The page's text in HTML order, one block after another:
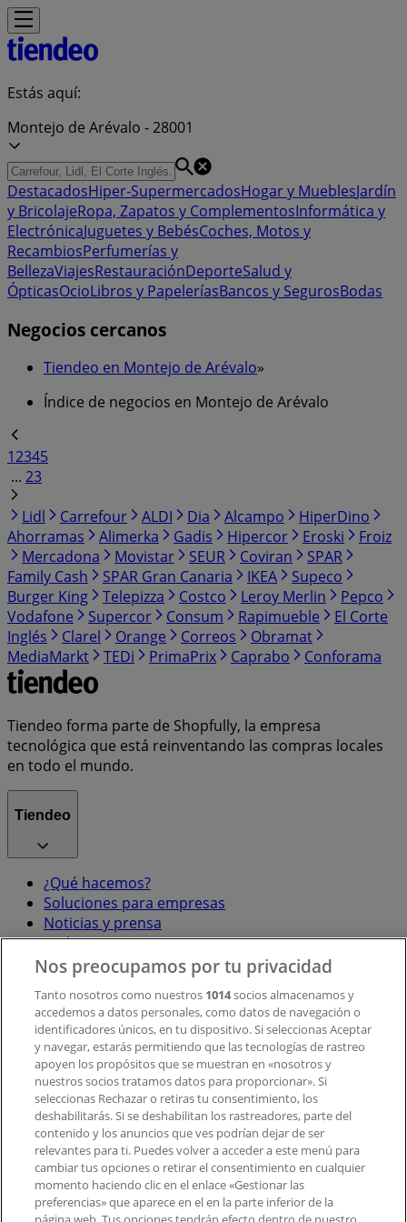
Estás aquí:
Montejo de Arévalo - 28001
DestacadosHiper-SupermercadosHogar y MueblesJardín
y BricolajeRopa, Zapatos y ComplementosInformática y
ElectrónicaJuguetes y BebésCoches, Motos y
RecambiosPerfumerías y
BellezaViajesRestauraciónDeporteSalud y
ÓpticasOcioLibros y PapeleríasBancos y SegurosBodas
Negocios cercanos
Tiendeo en Montejo de Arévalo»
Índice de negocios en Montejo de Arévalo
12345
... 23
Lidl
Carrefour ALDI Dia Alcampo
HiperDino
Ahorramas
Alimerka Gadis Hipercor Eroski
Froiz
Mercadona
Movistar SEUR Coviran
SPAR
Family Cash
SPAR Gran Canaria IKEA
Supeco
Burger King
Telepizza Costco Leroy Merlin
Pepco
Vodafone
Supercor Consum Rapimueble
El Corte
Inglés
Clarel Orange Correos
Obramat
MediaMarkt
TEDi PrimaPrix Caprabo Conforama
Tiendeo forma parte de Shopfully, la empresa
tecnológica que está reinventando las compras locales
en todo el mundo.
Tiendeo
¿Qué hacemos?
Soluciones para empresas
Noticias y prensa
Trabaja con nosotros
Contacto
Contacto comercial y de marketing
Tienda mal colocada en el mapa
Notificar un folleto
¿Encontraste un problema en la web o en la
aplicación?
Índices
Nos preocupamos por tu privacidad
Tanto nosotros como nuestros 1014socios almacenamos y
accedemos a datos personales, como datos de navegación o
identificadores únicos, en tu dispositivo. Si seleccionas Aceptar
y navegar, estarás permitiendo que las tecnologías de rastreo
apoyen los propósitos que se muestran en «nosotros y
nuestros socios tratamos datos para proporcionar». Si
seleccionas Rechazar o retiras tu consentimiento, los
deshabilitarás. Si se deshabilitan los rastreadores, parte del
contenido y los anuncios que ves podrían dejar de ser
relevantes para ti. Puedes volver a acceder a este menú para
cambiar tus opciones o retirar el consentimiento en cualquier
momento haciendo clic en el enlace «Gestionar las
preferencias» que aparece en el en la parte inferior de la